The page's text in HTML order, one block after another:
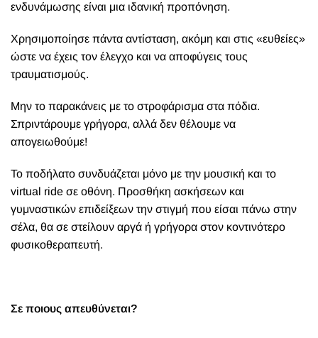
ενδυνάμωσης είναι μια ιδανική προπόνηση.
Χρησιμοποίησε πάντα αντίσταση, ακόμη και στις «ευθείες»
ώστε να έχεις τον έλεγχο και να αποφύγεις τους
τραυματισμούς.
Μην το παρακάνεις με το στροφάρισμα στα πόδια.
Σπριντάρουμε γρήγορα, αλλά δεν θέλουμε να
απογειωθούμε!
Το ποδήλατο συνδυάζεται μόνο με την μουσική και το
virtual ride σε οθόνη. Προσθήκη ασκήσεων και
γυμναστικών επιδείξεων την στιγμή που είσαι πάνω στην
σέλα, θα σε στείλουν αργά ή γρήγορα στον κοντινότερο
φυσικοθεραπευτή.
Σε ποιους απευθύνεται?